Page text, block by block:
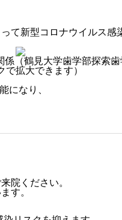
て新型コロナウイルス感
（鶴見大学歯学部探索歯
で拡大できます）
になり、
院ください。
す。